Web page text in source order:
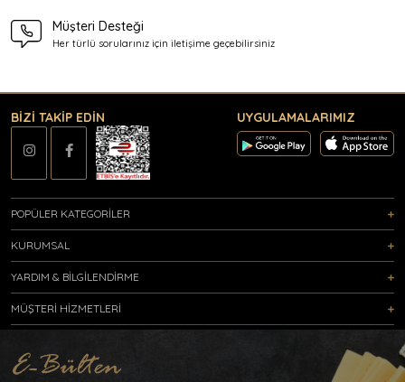
Müşteri Desteği
Her türlü sorularınız için iletişime geçebilirsiniz
BİZİ TAKİP EDİN UYGULAMALARIMIZ
POPÜLER KATEGORİLER
KURUMSAL
YARDIM & BİLGİLENDİRME
MÜŞTERİ HİZMETLERİ